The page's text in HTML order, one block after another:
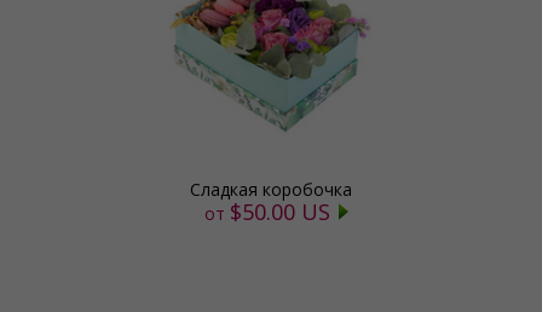
Сладкая коробочка
от $50.00 US